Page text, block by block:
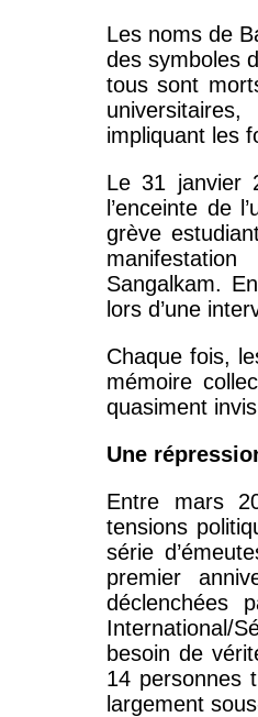
Les noms de
des symboles
tous sont
impliquant les
Le 31 janvier
l’enceinte de
grève
Sangalkam.
lors d’une
Chaque fois,
mémoire
quasiment
Une
Entre mars
tensions
série
premier
déclenchées
International/
besoin de
14 personnes
largement